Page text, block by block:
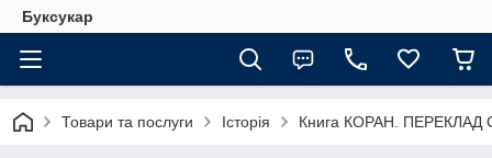
Буксукар
Товари та послуги Історія Книга КОРАН. ПЕРЕКЛАД